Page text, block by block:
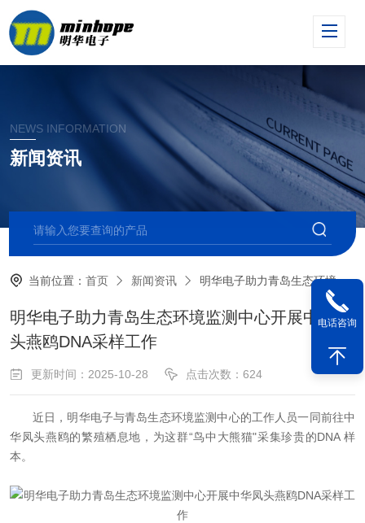
NEWS INFORMATION
新闻资讯
当前位置：首页 新闻资讯 明华电子助力青岛生态环境监测中心开展中华凤头燕鸥DNA采样工作
明华电子助力青岛生态环境监测中心开展中华凤
头燕鸥DNA采样工作
更新时间：2025-10-28 点击次数：624
近日，明华电子与青岛生态环境监测中心的工作人员一同前往中
华凤头燕鸥的繁殖栖息地，为这群“鸟中大熊猫"采集珍贵的DNA 样
本。
电话咨询